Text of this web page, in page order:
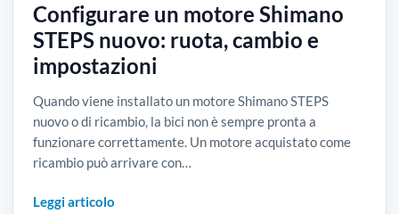
Configurare un motore Shimano
STEPS nuovo: ruota, cambio e
impostazioni
Quando viene installato un motore Shimano STEPS
nuovo o di ricambio, la bici non è sempre pronta a
funzionare correttamente. Un motore acquistato come
ricambio può arrivare con…
Leggi articolo